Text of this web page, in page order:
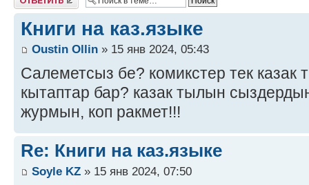
Книги на каз.языке
Oustin Ollin » 15 янв 2024, 05:43
Салеметсыз бе? комикстер тек
кытаптар бар? казак тылын
журмын, коп ракмет!!!
Re: Книги на каз.языке
Soyle KZ » 15 янв 2024, 07:50